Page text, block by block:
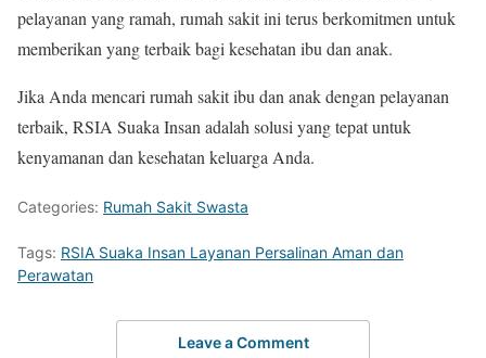
pelayanan yang ramah, rumah sakit ini terus berkomitmen untuk
memberikan yang terbaik bagi kesehatan ibu dan anak.
Jika Anda mencari rumah sakit ibu dan anak dengan pelayanan
terbaik, RSIA Suaka Insan adalah solusi yang tepat untuk
kenyamanan dan kesehatan keluarga Anda.
Categories: Rumah Sakit Swasta
Tags: RSIA Suaka Insan Layanan Persalinan Aman dan
Perawatan
Leave a Comment